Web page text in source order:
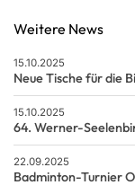
Weitere News
15.10.2025
Neue Tische für die
15.10.2025
64. Werner-
22.09.2025
Badminton-Turnier